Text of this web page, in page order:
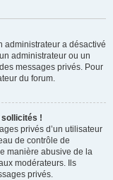
administrateur a désactivé
administrateur ou un
messages privés. Pour
du forum.
!
privés d’un utilisateur
de contrôle de
manière abusive de la
modérateurs. Ils
privés.